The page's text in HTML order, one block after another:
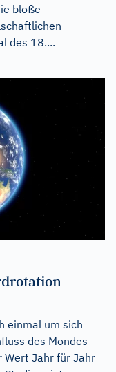
bloße
des 18....
einmal um sich
des Mondes
Wert Jahr für Jahr